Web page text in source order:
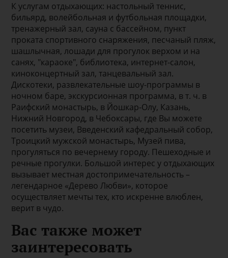
К услугам отдыхающих: настольный теннис,
бильярд, волейбольная и футбольная площадки,
тренажерный зал, сауна с бассейном, пункт
проката спортивного снаряжения, песчаный пляж,
шашлычная, лошади для прогулок верхом и на
санях, "караоке", библиотека, интернет-салон,
киноконцертный зал, танцевальный зал.
Дискотеки, развлекательные шоу-программы в
ночном баре, экскурсионная программа, в т. ч. в
Раифский монастырь, в Йошкар-Олу, Казань,
Нижний Новгород, в Чебоксары, где Вы можете
посетить музеи, Введенский кафедральный собор,
Троицкий мужской монастырь, Музей пива,
прогуляться по вечернему городу. Пешеходные и
речные прогулки. Большой интерес у отдыхающих
вызывает местная достопримеча­тельность –
легендарное «Дерево Любви», которое
осуществляет мечты тех, кто искренне влюблен,
верит в чудо.
Вас также может
заинтересовать